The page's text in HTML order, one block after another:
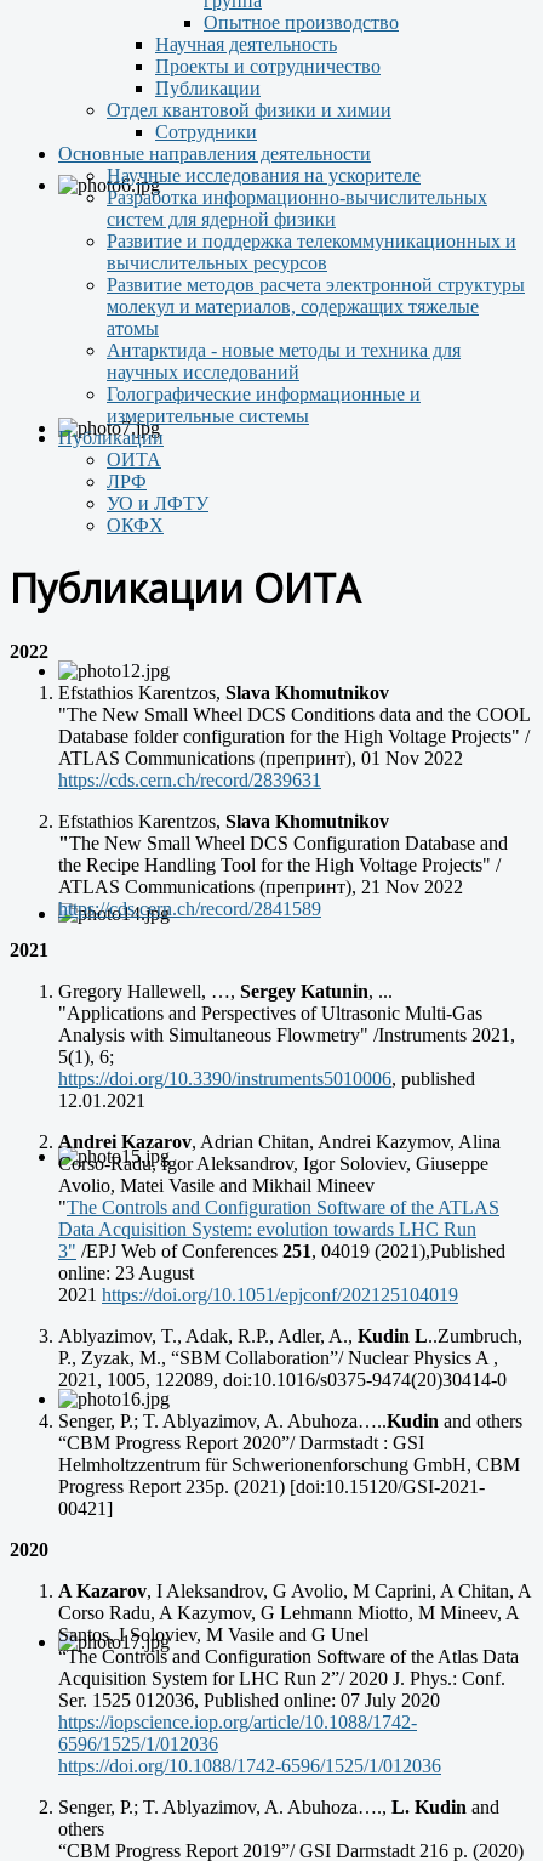
Опытное производство
Научная деятельность
Проекты и сотрудничество
Публикации
Отдел квантовой физики и химии
Сотрудники
Основные направления деятельности
Научные исследования на ускорителе
Разработка информационно-вычислительных
систем для ядерной физики
Развитие и поддержка телекоммуникационных и
вычислительных ресурсов
Развитие методов расчета электронной структуры
молекул и материалов, содержащих тяжелые
атомы
Антарктида - новые методы и техника для
научных исследований
Голографические информационные и
измерительные системы
Публикации
ОИТА
ЛРФ
УО и ЛФТУ
ОКФХ
Публикации ОИТА
2022
Efstathios Karentzos, Slava Khomutnikov
"The New Small Wheel DCS Conditions data and the COOL
Database folder configuration for the High Voltage Projects" /
ATLAS Communications (препринт), 01 Nov 2022
https://cds.cern.ch/record/2839631
Efstathios Karentzos, Slava Khomutnikov
"The New Small Wheel DCS Configuration Database and
the Recipe Handling Tool for the High Voltage Projects" /
ATLAS Communications (препринт), 21 Nov 2022
https://cds.cern.ch/record/2841589
2021
Gregory Hallewell, …, Sergey Katunin, ...
"Applications and Perspectives of Ultrasonic Multi-Gas
Analysis with Simultaneous Flowmetry" /Instruments 2021,
5(1), 6;
https://doi.org/10.3390/instruments5010006, published
12.01.2021
Andrei Kazarov, Adrian Chitan, Andrei Kazymov, Alina
Corso-Radu, Igor Aleksandrov, Igor Soloviev, Giuseppe
Avolio, Matei Vasile and Mikhail Mineev
"The Controls and Configuration Software of the ATLAS
Data Acquisition System: evolution towards LHC Run
3" /EPJ Web of Conferences 251, 04019 (2021),Published
online: 23 August
2021 https://doi.org/10.1051/epjconf/202125104019
Ablyazimov, T., Adak, R.P., Adler, A., Kudin L..Zumbruch,
P., Zyzak, M., “SBM Collaboration”/ Nuclear Physics A ,
2021, 1005, 122089, doi:10.1016/s0375-9474(20)30414-0
Senger, P.; T. Ablyazimov, A. Abuhoza…..Kudin and others
“CBM Progress Report 2020”/ Darmstadt : GSI
Helmholtzzentrum für Schwerionenforschung GmbH, CBM
Progress Report 235p. (2021) [doi:10.15120/GSI-2021-
00421]
2020
A Kazarov, I Aleksandrov, G Avolio, M Caprini, A Chitan, A
Corso Radu, A Kazymov, G Lehmann Miotto, M Mineev, A
Santos, I Soloviev, M Vasile and G Unel
“The Controls and Configuration Software of the Atlas Data
Acquisition System for LHC Run 2”/ 2020 J. Phys.: Conf.
Ser. 1525 012036, Published online: 07 July 2020
https://iopscience.iop.org/article/10.1088/1742-
6596/1525/1/012036
https://doi.org/10.1088/1742-6596/1525/1/012036
Senger, P.; T. Ablyazimov, A. Abuhoza…., L. Kudin and
others
“CBM Progress Report 2019”/ GSI Darmstadt 216 p. (2020)